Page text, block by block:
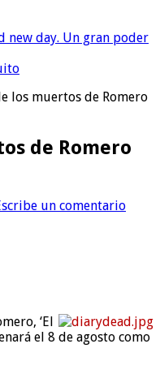
new day. Un gran poder
los muertos de Romero
de Romero
un comentario
‘El
el 8 de agosto como